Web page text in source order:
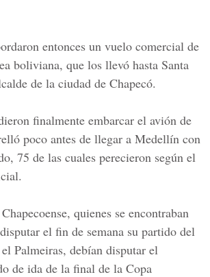
entonces un vuelo comercial de
boliviana, que los llevó hasta Santa
de la ciudad de Chapecó.
finalmente embarcar el avión de
poco antes de llegar a Medellín con
75 de las cuales perecieron según el
.
Chapecoense, quienes se encontraban
el fin de semana su partido del
Palmeiras, debían disputar el
de ida de la final de la Copa